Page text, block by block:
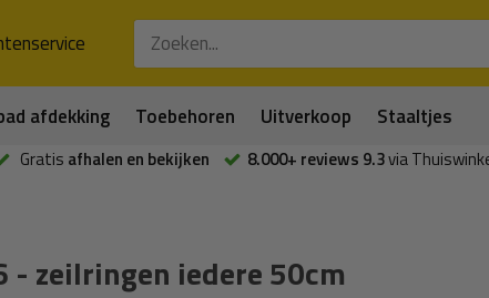
afdekking Toebehoren Uitverkoop Staaltjes
Gratis afhalen en bekijken 8.000+ reviews 9.3via
- zeilringen iedere 50cm